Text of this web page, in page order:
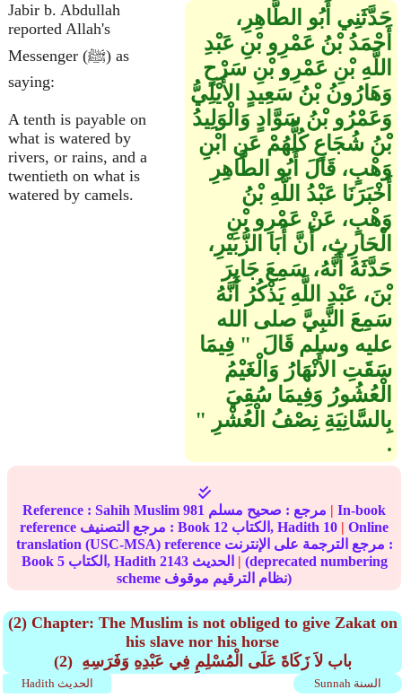
Jabir b. Abdullah
reported Allah's
Messenger (ﷺ) as
saying:
A tenth is payable on
what is watered by
rivers, or rains, and a
twentieth on what is
watered by camels.
حَدَّثَنِي أَبُو الطَّاهِرِ،
أَحْمَدُ بْنُ عَمْرِو بْنِ عَبْدِ
اللَّهِ بْنِ عَمْرِو بْنِ سَرْحٍ
وَهَارُونُ بْنُ سَعِيدٍ الأَيْلِيُّ
وَعَمْرُو بْنُ سَوَّادٍ وَالْوَلِيدُ
بْنُ شُجَاعٍ كُلُّهُمْ عَنِ ابْنِ
وَهْبٍ، قَالَ أَبُو الطَّاهِرِ
أَخْبَرَنَا عَبْدُ اللَّهِ بْنُ
وَهْبٍ، عَنْ عَمْرِو بْنِ
الْحَارِثِ، أَنَّ أَبَا الزُّبَيْرِ،
حَدَّثَهُ أَنَّهُ، سَمِعَ جَابِرَ
بْنَ، عَبْدِ اللَّهِ يَذْكُرُ أَنَّهُ
سَمِعَ النَّبِيَّ صلى الله
عليه وسلم قَالَ ‏ "‏ فِيمَا
سَقَتِ الأَنْهَارُ وَالْغَيْمُ
الْعُشُورُ وَفِيمَا سُقِيَ
بِالسَّانِيَةِ نِصْفُ الْعُشْرِ ‏"‏
‏.‏
Reference : Sahih Muslim 981 مرجع : صحيح مسلم | In-book
reference مرجع التصنيف : Book 12 الكتاب, Hadith 10 | Online
translation (USC-MSA) reference مرجع الترجمة على الإنترنت :
Book 5 الكتاب, Hadith 2143 | (deprecated numbering
scheme نظام الترقيم موقوف)
(2) Chapter: The Muslim is not obliged to give Zakat on
his slave nor his horse
(2) باب لاَ زَكَاةَ عَلَى الْمُسْلِمِ فِي عَبْدِهِ وَفَرَسِهِ ‏‏
Sunnah السنة Hadith الحديث